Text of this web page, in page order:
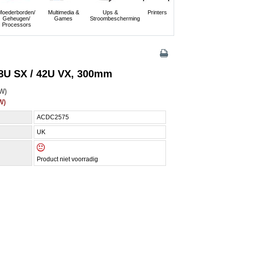
Geheugen/
Processors
Multimedia &
Games
Ups &
Stroombescherming
Printers
SX / 42U VX, 300mm
ACDC2575
UK
Product niet voorradig